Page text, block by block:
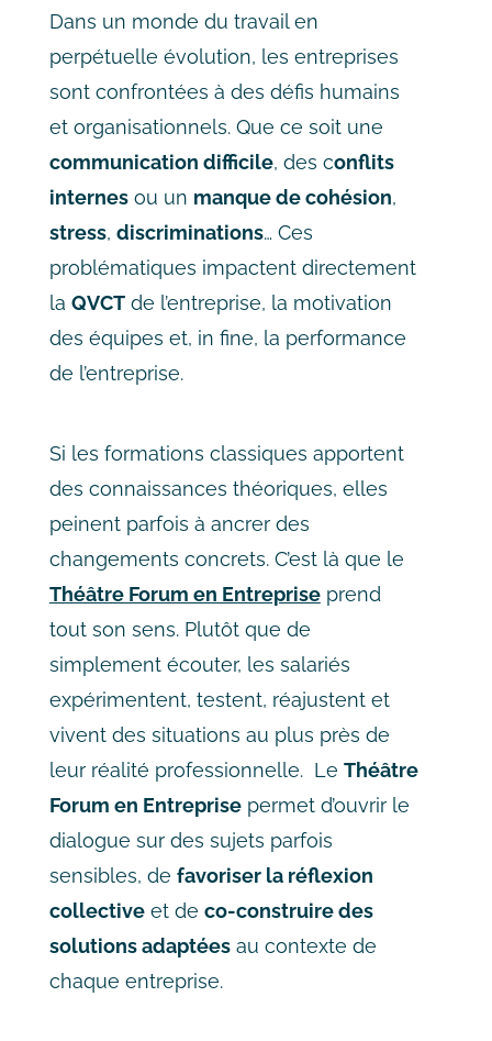
Dans un monde du travail en
perpétuelle évolution, les entreprises
sont confrontées à des défis humains
et organisationnels. Que ce soit une
communication difficile, des conflits
internesou un manque de cohésion,
stress, discriminations… Ces
problématiques impactent directement
la QVCTde l’entreprise, la motivation
des équipes et, in fine, la performance
de l’entreprise.
Si les formations classiques apportent
des connaissances théoriques, elles
peinent parfois à ancrer des
changements concrets. C’est là que le
Théâtre Forum en Entrepriseprend
tout son sens. Plutôt que de
simplement écouter, les salariés
expérimentent, testent, réajustent et
vivent des situations au plus près de
leur réalité professionnelle. Le Théâtre
Forum en Entreprisepermet d’ouvrir le
dialogue sur des sujets parfois
sensibles, de favoriser la réflexion
collectiveet de co-construire des
solutions adaptéesau contexte de
chaque entreprise.